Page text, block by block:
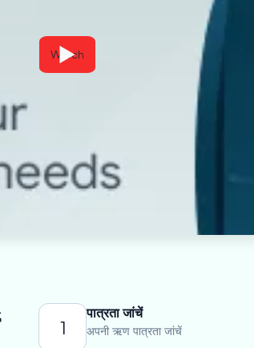
Watch
1
पात्रता जांचें
अपनी ऋण पात्रता जांचें